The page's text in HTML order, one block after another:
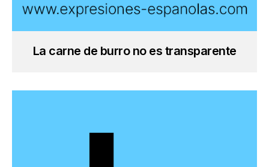
La carne de burro no es transparente